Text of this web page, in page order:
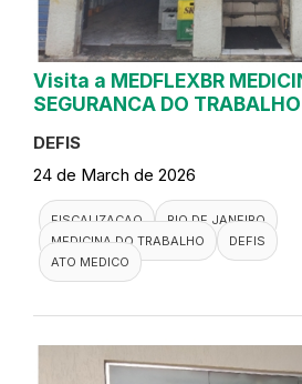
Visita a MEDFLEXBR
SEGURANCA DO
DEFIS
24 de March de 2026
FISCALIZACAO
RIO DE JANEIRO
MEDICINA DO TRABALHO
DEFIS
ATO MEDICO